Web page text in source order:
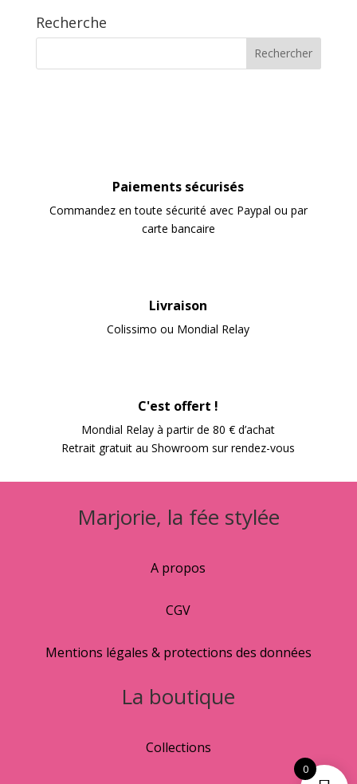
Recherche
Paiements sécurisés
Commandez en toute sécurité avec Paypal ou par
carte bancaire
Livraison
Colissimo ou Mondial Relay
C'est offert !
Mondial Relay à partir de 80 € d’achat
Retrait gratuit au Showroom sur rendez-vous
Marjorie, la fée stylée
A propos
CGV
Mentions légales & protections des données
La boutique
Collections
0